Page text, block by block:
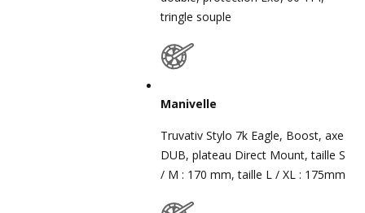
tringle souple
Manivelle
Truvativ Stylo 7k Eagle, Boost, axe
DUB, plateau Direct Mount, taille S
/ M : 170 mm, taille L / XL : 175mm